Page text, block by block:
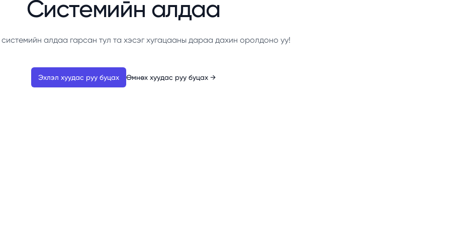
Системийн алдаа
алдаа гарсан тул та хэсэг хугацааны дараа дахин оролдоно уу!
Эхлэл хуудас руу буцах Өмнөх хуудас руу буцах →